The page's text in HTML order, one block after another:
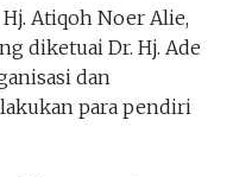
Atiqoh Noer Alie,
diketuai Dr. Hj. Ade
dan
para pendiri